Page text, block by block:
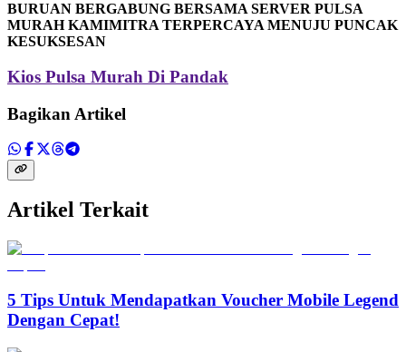
BURUAN BERGABUNG BERSAMA SERVER PULSA
MURAH KAMIMITRA TERPERCAYA MENUJU PUNCAK
KESUKSESAN
Kios Pulsa Murah Di Pandak
Bagikan Artikel
Artikel Terkait
5 Tips Untuk Mendapatkan Voucher Mobile Legend
Dengan Cepat!